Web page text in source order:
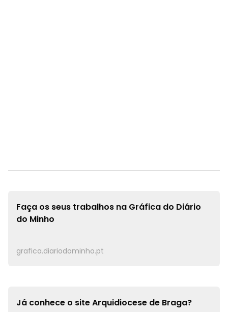
Faça os seus trabalhos na Gráfica do Diário
do Minho
grafica.diariodominho.pt
Já conhece o siteArquidiocese de Braga?